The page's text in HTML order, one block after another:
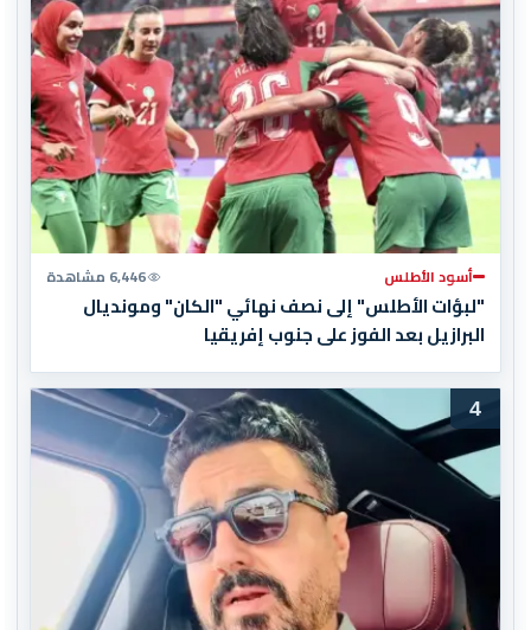
أسود الأطلس 6,446 مشاهدة
"لبؤات الأطلس" إلى نصف نهائي "الكان" ومونديال
البرازيل بعد الفوز على جنوب إفريقيا
4